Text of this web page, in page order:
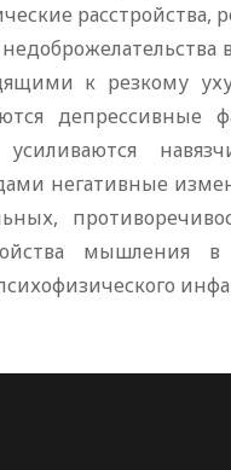
расстройства,
к резкому
депрессивные
негативные
мышления в